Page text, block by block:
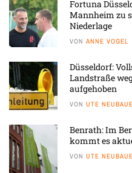
Fortuna
Mannheim zu
Niederlage
VON ANNE VOGEL
Düsseldorf:
Landstraße
aufgehoben
VON UTE
Benrath: Im
kommt es
VON UTE